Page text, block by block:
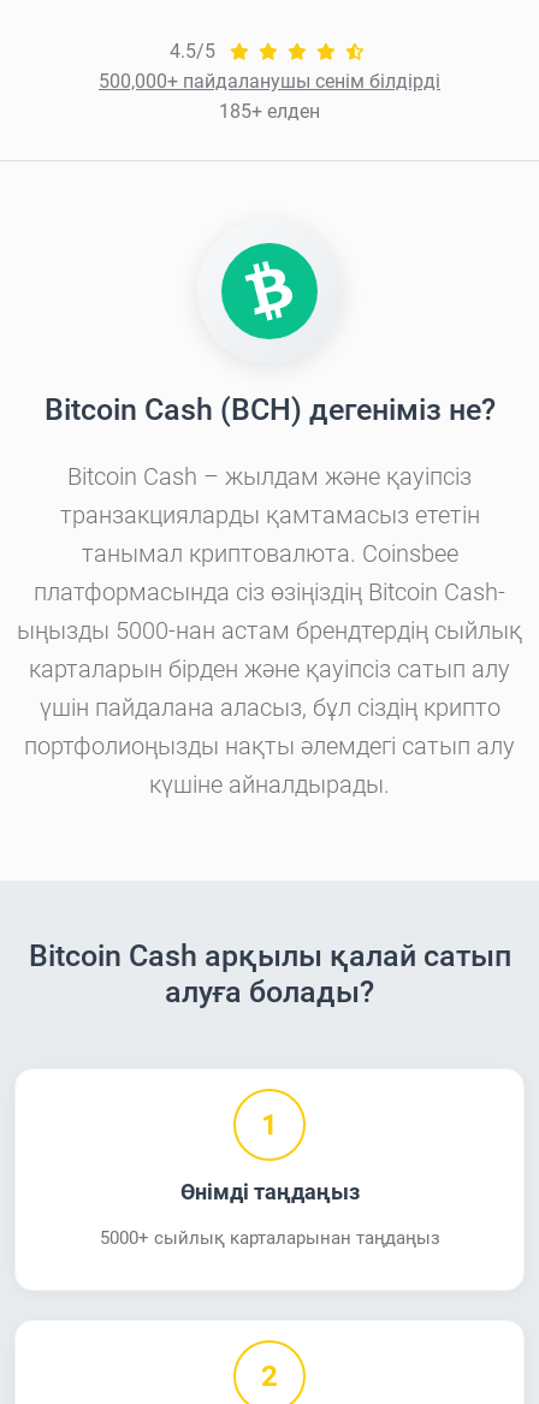
4.5/5
500,000+ пайдаланушы сенім білдірді
185+ елден
Bitcoin Cash (BCH) дегеніміз не?
Bitcoin Cash – жылдам және қауіпсіз
транзакцияларды қамтамасыз ететін
танымал криптовалюта. Coinsbee
платформасында сіз өзіңіздің Bitcoin Cash-
ыңызды 5000-нан астам брендтердің сыйлық
карталарын бірден және қауіпсіз сатып алу
үшін пайдалана аласыз, бұл сіздің крипто
портфолиоңызды нақты әлемдегі сатып алу
күшіне айналдырады.
Bitcoin Cash арқылы қалай сатып
алуға болады?
1
Өнімді таңдаңыз
5000+ сыйлық карталарынан таңдаңыз
2